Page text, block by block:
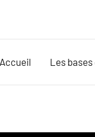
Accueil Les bases